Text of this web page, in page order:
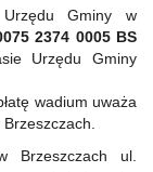
Gminy w
2374 0005 BS
Urzędu Gminy
wadium uważa
Brzeszczach ul.